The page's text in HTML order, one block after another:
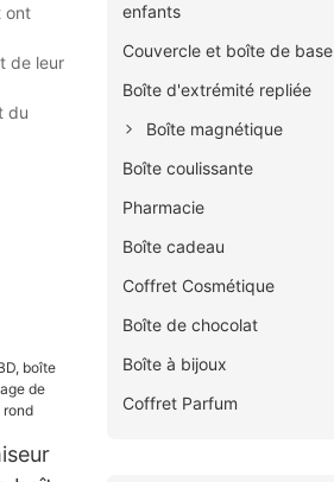
ont
de leur
du
enfants
Couvercle et boîte de base
Boîte d'extrémité repliée
Boîte magnétique
Boîte coulissante
Pharmacie
Boîte cadeau
Coffret Cosmétique
Boîte de chocolat
Boîte à bijoux
Coffret Parfum